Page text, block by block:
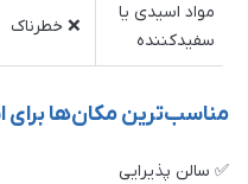
مواد اسیدی یا
سفیدکننده
❌ خطرناک
مناسب‌ترین مکان‌ها برای
✅ سالن پذیرایی